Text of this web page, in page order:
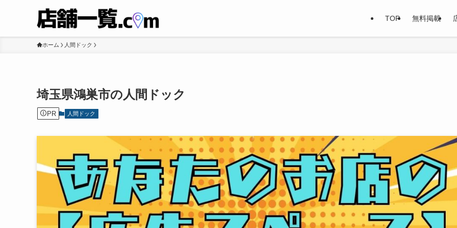
TOP 無料掲載
ホーム 人間ドック
埼玉県鴻巣市の人間ドック
PR 人間ドック